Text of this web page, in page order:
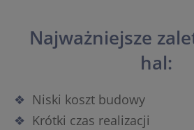
Najważniejsze
hal:
Niski koszt budowy
Krótki czas realizacji